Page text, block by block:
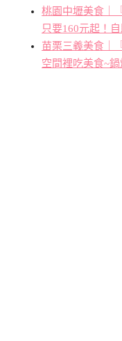
桃園中壢美食｜
只要160元起！
苗栗三義美食｜
空間裡吃美食~